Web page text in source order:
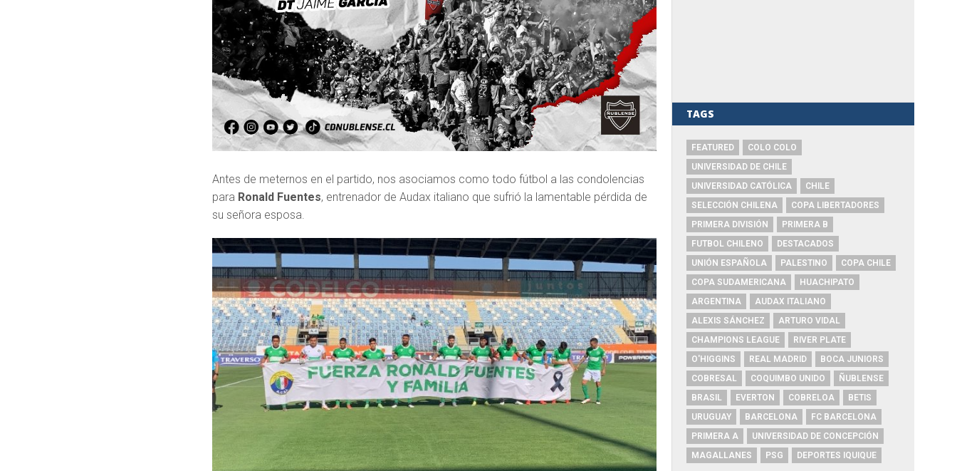
Antes de meternos en el partido, nos asociamos como todo fútbol a las condolencias
para Ronald Fuentes, entrenador de Audax italiano que sufrió la lamentable pérdida de
su señora esposa.
TAGS
FEATURED
COLO COLO
UNIVERSIDAD DE CHILE
UNIVERSIDAD CATÓLICA
CHILE
SELECCIÓN CHILENA
COPA LIBERTADORES
PRIMERA DIVISIÓN
PRIMERA B
FUTBOL CHILENO
DESTACADOS
UNIÓN ESPAÑOLA
PALESTINO
COPA CHILE
COPA SUDAMERICANA
HUACHIPATO
ARGENTINA
AUDAX ITALIANO
ALEXIS SÁNCHEZ
ARTURO VIDAL
CHAMPIONS LEAGUE
RIVER PLATE
O'HIGGINS
REAL MADRID
BOCA JUNIORS
COBRESAL
COQUIMBO UNIDO
ÑUBLENSE
BRASIL
EVERTON COBRELOA
BETIS
URUGUAY
BARCELONA
FC BARCELONA
PRIMERA A
UNIVERSIDAD DE CONCEPCIÓN
MAGALLANES
PSG DEPORTES IQUIQUE